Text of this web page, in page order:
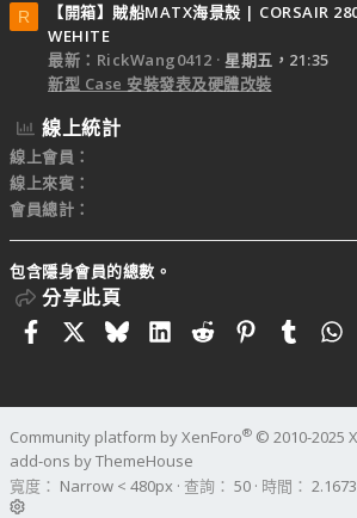
R
【開箱】賊船MATX海景殼 | CORSAIR
WEHITE
最新：RickWang0412
星期五，21:35
新型 Case 安裝發表及硬體改裝
線上統計
線上會員
線上來賓
會員總計
包含隱身會員的總數。
分享此頁
FacebookBlueskyLinkedIn
RedditPinterest
Community platform by XenForo® © 2010-2025
add-ons by ThemeHouse
寬度
查詢 50 時間